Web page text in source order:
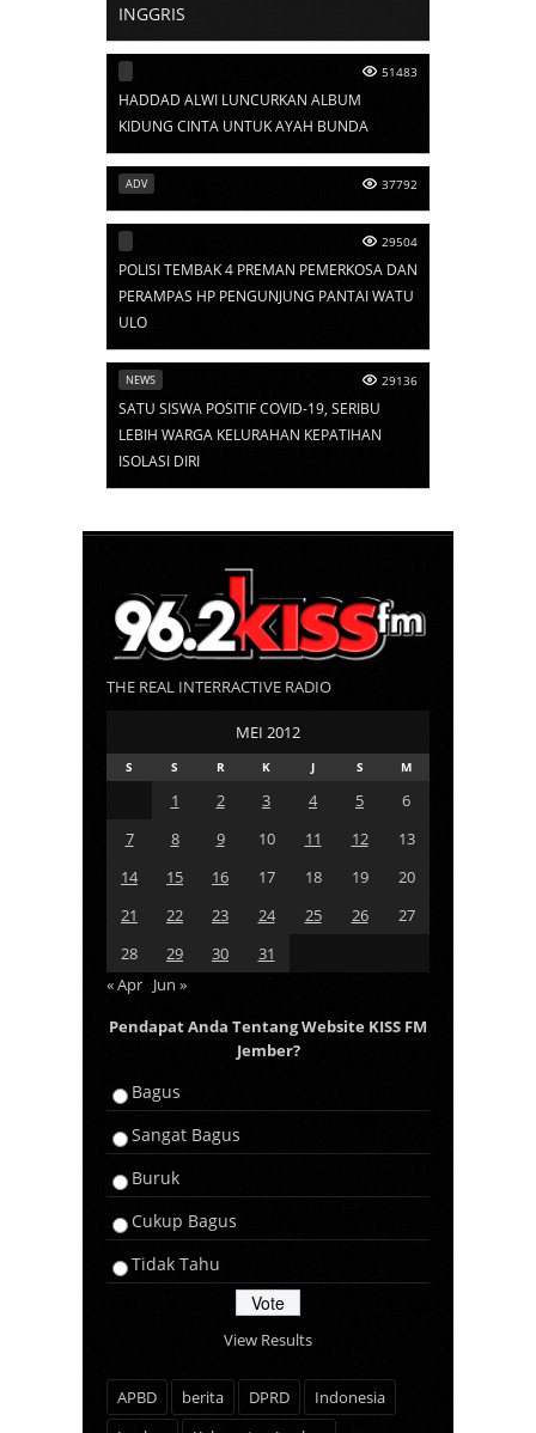
INGGRIS
51483
HADDAD ALWI LUNCURKAN ALBUM
KIDUNG CINTA UNTUK AYAH BUNDA
ADV 37792
29504
POLISI TEMBAK 4 PREMAN PEMERKOSA DAN
PERAMPAS HP PENGUNJUNG PANTAI WATU
ULO
NEWS 29136
SATU SISWA POSITIF COVID-19, SERIBU
LEBIH WARGA KELURAHAN KEPATIHAN
ISOLASI DIRI
THE REAL INTERRACTIVE RADIO
MEI 2012
S S R K J S M
1 2 3 4 5
6
7
8 9 10 11 12
13
14
15 16 17 18 19
20
21
22 23 24 25 26
27
28
29 30
31
« Apr Jun »
Pendapat Anda Tentang Website KISS FM
Jember?
Bagus
Sangat Bagus
Buruk
Cukup Bagus
Tidak Tahu
View Results
APBD berita DPRD
Indonesia